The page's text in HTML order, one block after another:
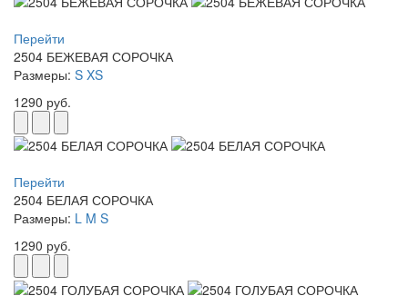
Перейти
2504 БЕЖЕВАЯ СОРОЧКА
Размеры: S XS
1290 руб.
Перейти
2504 БЕЛАЯ СОРОЧКА
Размеры: L M S
1290 руб.